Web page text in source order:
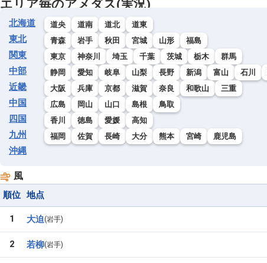
エリア毎のアメダス(実況)
北海道 道央 道南 道北 道東
東北 青森 岩手 秋田 宮城 山形 福島
関東 東京 神奈川 埼玉 千葉 茨城 栃木 群馬
中部 静岡 愛知 岐阜 山梨 長野 新潟 富山 石川
近畿 大阪 兵庫 京都 滋賀 奈良 和歌山 三重
中国 広島 岡山 山口 島根 鳥取
四国 香川 徳島 愛媛 高知
九州 福岡 佐賀 長崎 大分 熊本 宮崎 鹿児島
沖縄
風
順位 地点
1 岩手
大迫
2 岩手
若柳